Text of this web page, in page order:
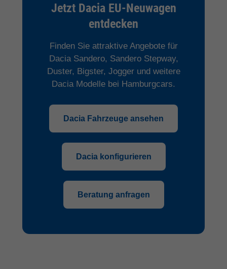
Jetzt Dacia EU-Neuwagen
entdecken
Finden Sie attraktive Angebote für
Dacia Sandero, Sandero Stepway,
Duster, Bigster, Jogger und weitere
Dacia Modelle bei Hamburgcars.
Dacia Fahrzeuge ansehen
Dacia konfigurieren
Beratung anfragen